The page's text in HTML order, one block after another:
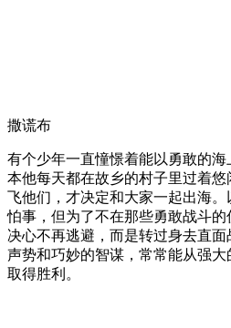
撒谎布
有个少年一直憧憬着能以勇敢的
本他每天都在故乡的村子里过着
飞他们，才决定和大家一起出海
怕事，但为了不在那些勇敢战斗
决心不再逃避，而是转过身去直
声势和巧妙的智谋，常常能从强
取得胜利。